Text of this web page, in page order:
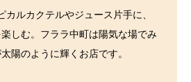
カルカクテルやジュース片手に、
しむ。フララ中町は陽気な場でみ
陽のように輝くお店です。